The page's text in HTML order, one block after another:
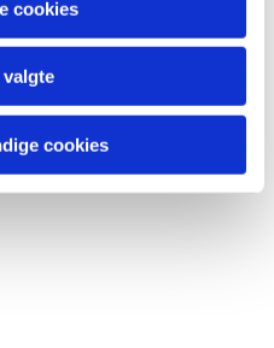
cookies
cookies